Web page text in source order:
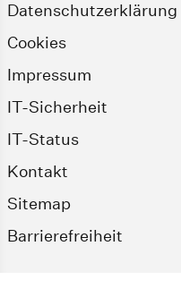
Datenschutzerklärung
Cookies
Impressum
IT-Sicherheit
IT-Status
Kontakt
Sitemap
Barrierefreiheit